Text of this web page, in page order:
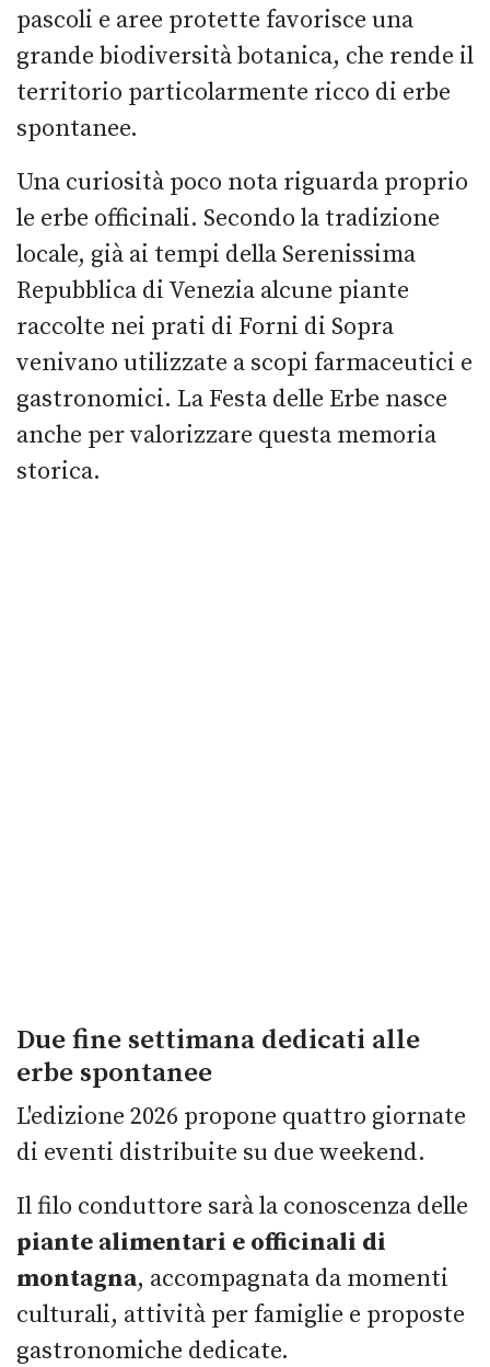
pascoli e aree protette favorisce una
grande biodiversità botanica, che rende il
territorio particolarmente ricco di erbe
spontanee.
Una curiosità poco nota riguarda proprio
le erbe officinali. Secondo la tradizione
locale, già ai tempi della Serenissima
Repubblica di Venezia alcune piante
raccolte nei prati di Forni di Sopra
venivano utilizzate a scopi farmaceutici e
gastronomici. La Festa delle Erbe nasce
anche per valorizzare questa memoria
storica.
Due fine settimana dedicati alle
erbe spontanee
L'edizione 2026 propone quattro giornate
di eventi distribuite su due weekend.
Il filo conduttore sarà la conoscenza delle
piante alimentari e officinali di
montagna, accompagnata da momenti
culturali, attività per famiglie e proposte
gastronomiche dedicate.